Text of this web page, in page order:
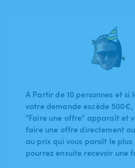
A Partir de 10 personnes et si
votre demande excède 500€,
"Faire une offre" apparaît et
faire une offre directement
au prix qui vous paraît le plus
pourrez ensuite recevoir une